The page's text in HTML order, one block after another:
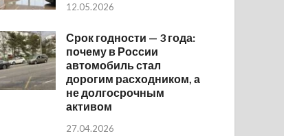
12.05.2026
Срок годности — 3 года:
почему в России
автомобиль стал
дорогим расходником, а
не долгосрочным
активом
27.04.2026